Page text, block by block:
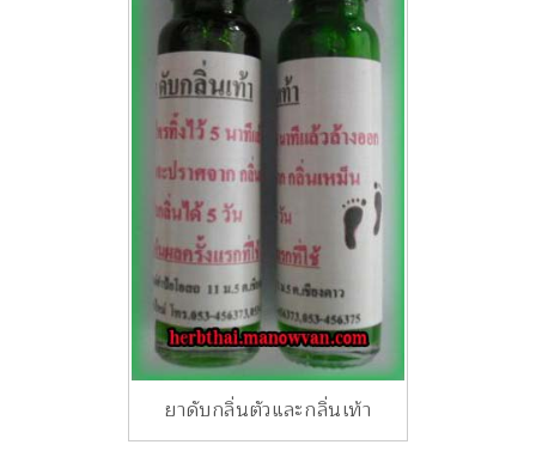
ยาดับกลิ่นตัวและกลิ่นเท้า